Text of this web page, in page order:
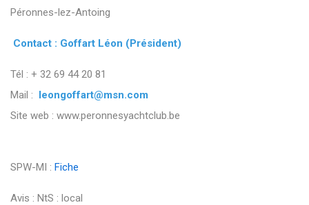
Péronnes-lez-Antoing
Contact : Goffart Léon (Président)
Tél : + 32 69 44 20 81
Mail : leongoffart@msn.com
Site web : www.peronnesyachtclub.be
SPW-MI : Fiche
Avis : NtS : local